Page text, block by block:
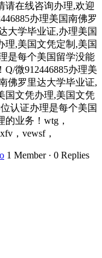
请在线咨询办理,欢迎
办理美国南佛罗
大学毕业证,办理美国
理,美国文凭定制,美国
是每个美国留学没能
微912446885办理美
佛罗里达大学毕业证,
国文凭办理,美国文凭
认证办理是每个美国
业务！wtg，
，vewsf，
1 Member · 0 Replies